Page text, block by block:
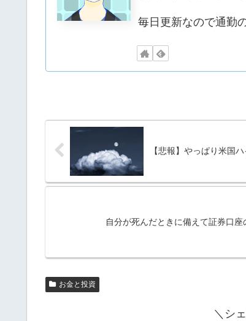
毎日更新なので通勤
【悲報】やっぱり米国
自分が死んだときに備えて証券口
お金と投資
＼シ